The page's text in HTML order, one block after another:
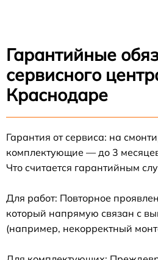
Гарантийные
сервисного
Краснодаре
Гарантия от сервиса: на
комплектующие — до 3
Что считается гарантийным
Для работ: Повторное
который напрямую связан с
(например, некорректный